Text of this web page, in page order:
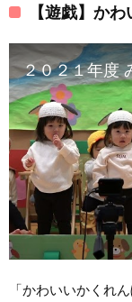
【遊戯】か
２０２１年度
「かわいいかくれ